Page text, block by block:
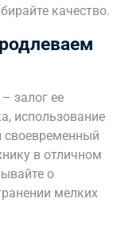
качество.
залог ее
использование
своевременный
в отличном
о
мелких